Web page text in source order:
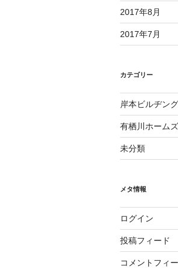
2017年8月
2017年7月
カテゴリー
岸本ビルヂング
有栖川ホームズ
未分類
メタ情報
ログイン
投稿フィード
コメントフィ